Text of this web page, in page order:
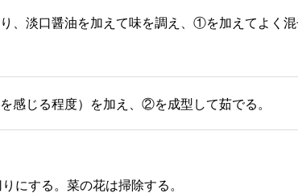
、淡口醤油を加えて味を調え、①を加えてよく
感じる程度）を加え、②を成型して茹でる。
にする。菜の花は掃除する。